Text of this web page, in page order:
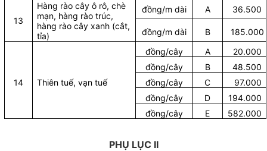
13
Hàng rào cây ô rô, chè
mạn, hàng rào trúc,
hàng rào cây xanh (cắt,
tỉa)
đồng/m dài A 36.500
đồng/m dài B 185.000
14 Thiên tuế, vạn tuế
đồng/cây A
20.000
đồng/cây
B
48.500
đồng/cây
C
97.000
đồng/cây
D
194.000
đồng/cây
E 582.000
PHỤ LỤC II